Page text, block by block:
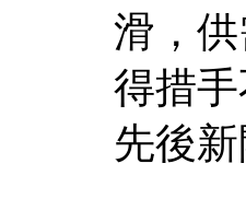
滑，
得措
先後